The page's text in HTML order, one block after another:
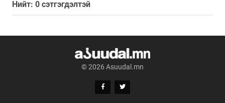
Нийт: 0 сэтгэгдэлтэй
© 2026 Asuudal.mn